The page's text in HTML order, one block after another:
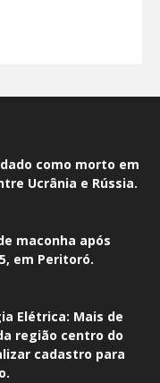
como morto em
Ucrânia e Rússia.
maconha após
em Peritoró.
Elétrica: Mais de
região centro do
cadastro para